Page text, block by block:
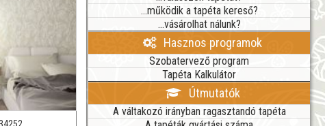
...működik a tapéta kereső?
...vásárolhat nálunk?
Hasznos programok
Szobatervező program
Tapéta Kalkulátor
Útmutatók
A váltakozó irányban ragasztandó tapéta